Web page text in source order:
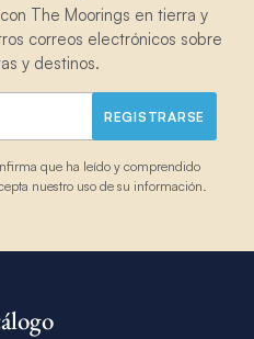
The Moorings en tierra y
correos electrónicos sobre
y destinos.
REGISTRARSE
que ha leído y comprendido
nuestro uso de su información.